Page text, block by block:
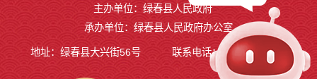
主办单位：绿春县人民政府
承办单位：绿春县人民政府办公室
地址：绿春县大兴街56号 联系电话：0873-4221495